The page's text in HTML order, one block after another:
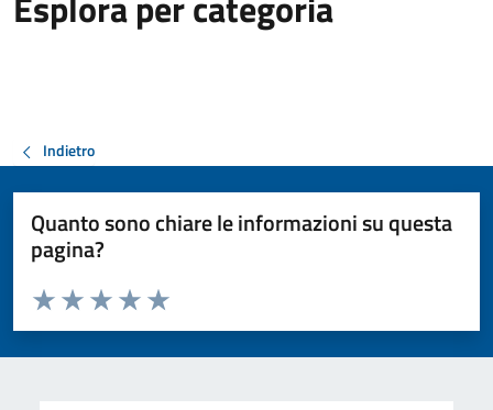
Indietro
Quanto sono chiare le informazioni su questa
pagina?
Valuta da 1 a 5 stelle la pagina
Valuta 5 stelle su 5
Valuta 4 stelle su 5
Valuta 3 stelle su 5
Valuta 2 stelle su 5
Valuta 1 stelle su 5